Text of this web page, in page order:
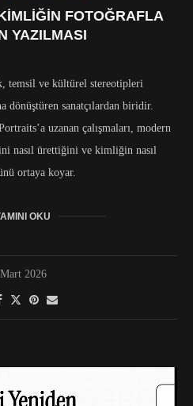
FOTOĞRAFLA
YAZILMASI
temsil ve kültürel stereotipleri
dönüştüren sanatçılardan biridir.
uzanan çalışmaları, modern
nasıl ürettiğini ve kimliğin nasıl
ortaya koyar.
OKU
2026